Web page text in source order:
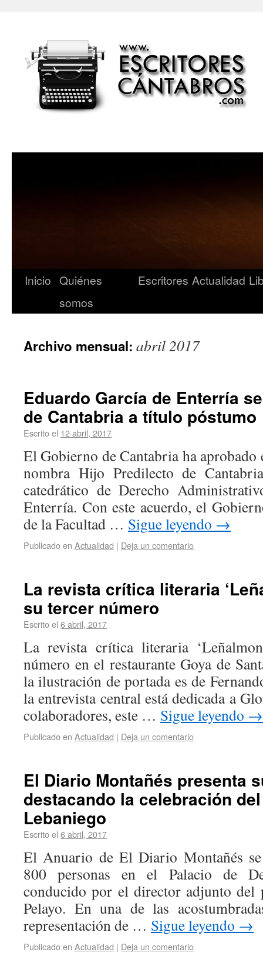
Inicio Quiénes
somos
Escritores Actualidad
Archivo mensual: abril 2017
Eduardo García de Enterría
de Cantabria a título póstumo
Escrito el 12 abril, 2017
El Gobierno de Cantabria ha aprobado
nombra Hijo Predilecto de
catedrático de Derecho
Enterría. Con este acuerdo, el
de la Facultad … Sigue leyendo →
Publicado en Actualidad | Deja un comentario
La revista crítica literaria
su tercer número
Escrito el 6 abril, 2017
La revista crítica literaria
número en el restaurante Goya de
la ilustración de portada es de
la entrevista central está dedicada a
colaboradores, este … Sigue leyendo →
Publicado en Actualidad | Deja un comentario
El Diario Montañés presenta
destacando la celebración
Lebaniego
Escrito el 6 abril, 2017
El Anuario de El Diario Montañés se
800 personas en el Palacio de
conducido por el director adjunto del
Pelayo. En una de las
representación de … Sigue leyendo →
Publicado en Actualidad | Deja un comentario